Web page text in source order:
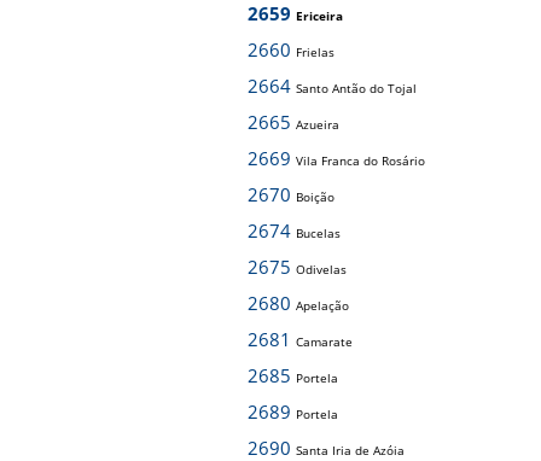
2659 Ericeira
2660 Frielas
2664 Santo Antão do Tojal
2665 Azueira
2669 Vila Franca do Rosário
2670 Boição
2674 Bucelas
2675 Odivelas
2680 Apelação
2681 Camarate
2685 Portela
2689 Portela
2690 Santa Iria de Azóia